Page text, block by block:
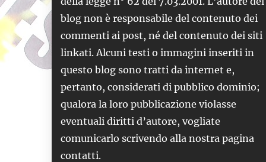
blog non è responsabile del contenuto dei
commenti ai post, né del contenuto dei siti
linkati. Alcuni testi o immagini inseriti in
questo blog sono tratti da internet e,
pertanto, considerati di pubblico dominio;
qualora la loro pubblicazione violasse
eventuali diritti d’autore, vogliate
comunicarlo scrivendo alla nostra pagina
contatti.